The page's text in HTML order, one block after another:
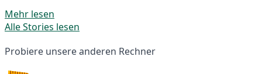
Mehr lesen
Alle Stories lesen
Probiere unsere anderen Rechner